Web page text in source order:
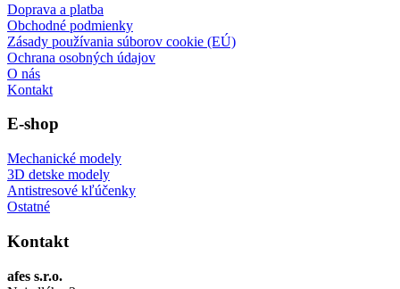
Doprava a platba
Obchodné podmienky
Zásady používania súborov cookie (EÚ)
Ochrana osobných údajov
O nás
Kontakt
E-shop
Mechanické modely
3D detske modely
Antistresové kľúčenky
Ostatné
Kontakt
afes s.r.o.